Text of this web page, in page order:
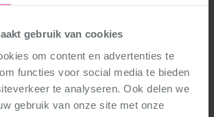
gebruik van cookies
om content en advertenties te
functies voor social media te bieden
te analyseren. Ook delen we
gebruik van onze site met onze
herinnering
het nieuwe logo werd geïntroduceerd.